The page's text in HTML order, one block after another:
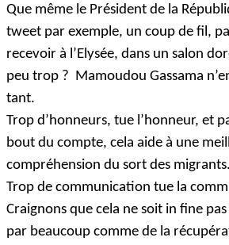
Que même le Président de la
tweet par exemple, un coup de fil,
recevoir à l’Elysée, dans un salon
peu trop ? Mamoudou Gassama
tant.
Trop d’honneurs, tue l’honneur, et
bout du compte, cela aide à une
compréhension du sort des migrants.
Trop de communication tue la
Craignons que cela ne soit in fine
par beaucoup comme de la